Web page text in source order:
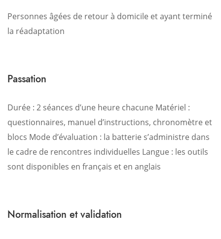
Personnes âgées de retour à domicile et ayant terminé
la réadaptation
Passation
Durée : 2 séances d’une heure chacune Matériel :
questionnaires, manuel d’instructions, chronomètre et
blocs Mode d’évaluation : la batterie s’administre dans
le cadre de rencontres individuelles Langue : les outils
sont disponibles en français et en anglais
Normalisation et validation